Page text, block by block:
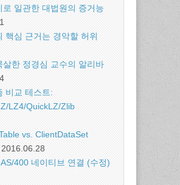
일관한 대법원의 증거능
핵심 근거는 경악할 허위
살한 정경심 교수의 알리바
비교 테스트:
LZ4/QuickLZ/Zlib
vs. ClientDataSet
2016.06.28
400 네이티브 연결 (수정)